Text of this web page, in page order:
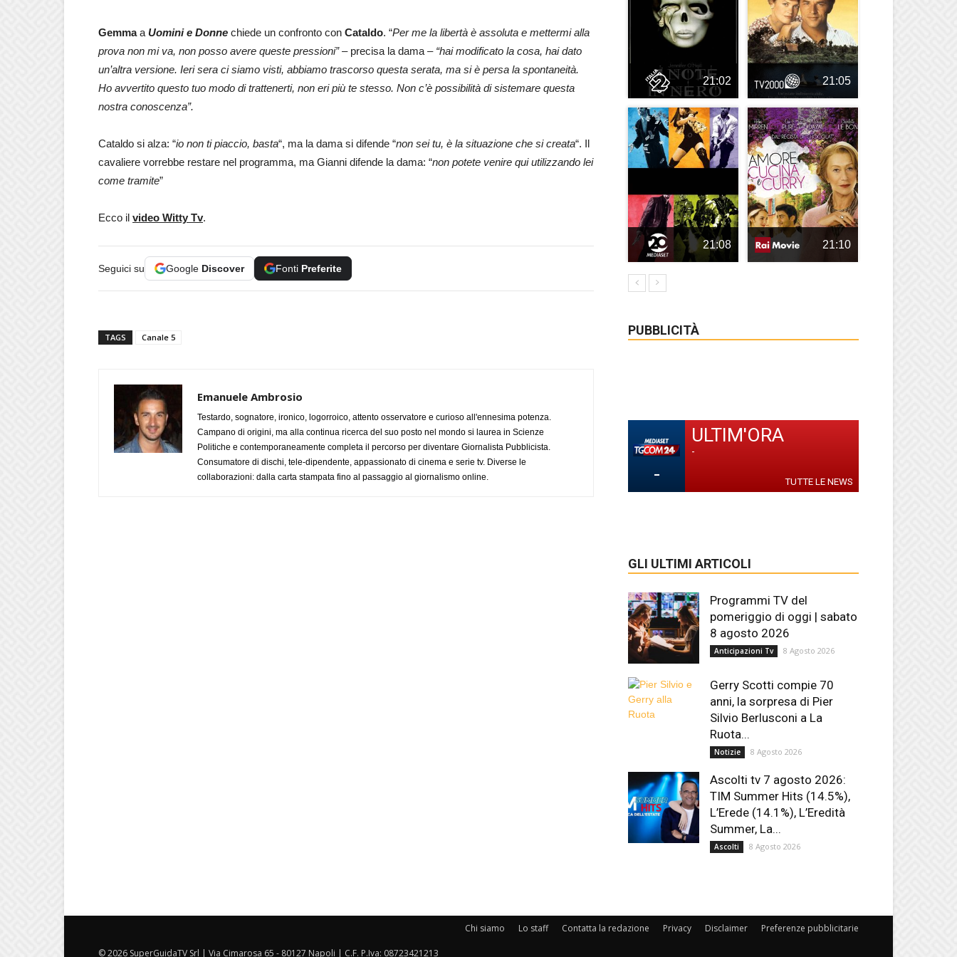
Gemmaa Uomini e Donne chiede un confronto con Cataldo. “Per me la libertà è assoluta e mettermi alla
prova non mi va, non posso avere queste pressioni”– precisa la dama –“hai modificato la cosa, hai dato
un’altra versione. Ieri sera ci siamo visti, abbiamo trascorso questa serata, ma si è persa la spontaneità.
Ho avvertito questo tuo modo di trattenerti, non eri più te stesso. Non c’è possibilità di sistemare questa
nostra conoscenza”.
Cataldo si alza: “io non ti piaccio, basta“, ma la dama si difende “non sei tu, è la situazione che si creata“. Il
cavaliere vorrebbe restare nel programma, ma Gianni difende la dama: “non potete venire qui utilizzando lei
come tramite”
Ecco il video Witty Tv.
Seguici su Google Discover Fonti Preferite
TAGS Canale 5
Emanuele Ambrosio
Testardo, sognatore, ironico, logorroico, attento osservatore e curioso all'ennesima potenza.
Campano di origini, ma alla continua ricerca del suo posto nel mondo si laurea in Scienze
Politiche e contemporaneamente completa il percorso per diventare Giornalista Pubblicista.
Consumatore di dischi, tele-dipendente, appassionato di cinema e serie tv. Diverse le
collaborazioni: dalla carta stampata fino al passaggio al giornalismo online.
21:02 21:05
21:08 21:10
PUBBLICITÀ
-
ULTIM'ORA
-
TUTTE LE NEWS
GLI ULTIMI ARTICOLI
Programmi TV del
pomeriggio di oggi | sabato
8 agosto 2026
Anticipazioni Tv 8 Agosto 2026
Gerry Scotti compie 70
anni, la sorpresa di Pier
Silvio Berlusconi a La
Ruota...
Notizie 8 Agosto 2026
Ascolti tv 7 agosto 2026:
TIM Summer Hits (14.5%),
L’Erede (14.1%), L’Eredità
Summer, La...
Ascolti 8 Agosto 2026
Chi siamo Lo staff Contatta la redazione Privacy Disclaimer Preferenze pubblicitarie
© 2026 SuperGuidaTV Srl | Via Cimarosa 65 - 80127 Napoli | C.F. P.Iva: 08723421213